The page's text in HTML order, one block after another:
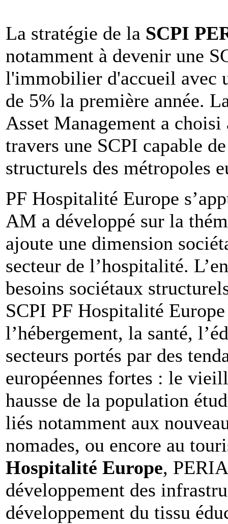
La stratégie de la SCPI
notamment à devenir une
l'immobilier d'accueil avec
de 5% la première année.
Asset Management a
travers une SCPI capable
structurels des métropoles
PF Hospitalité Europe
AM a développé sur la
ajoute une dimension
secteur de l’hospitalité.
besoins sociétaux
SCPI PF Hospitalité
l’hébergement, la santé,
secteurs portés par des
européennes fortes : le
hausse de la population
liés notamment aux
nomades, ou encore au
Hospitalité Europe,
développement des
développement du tissu